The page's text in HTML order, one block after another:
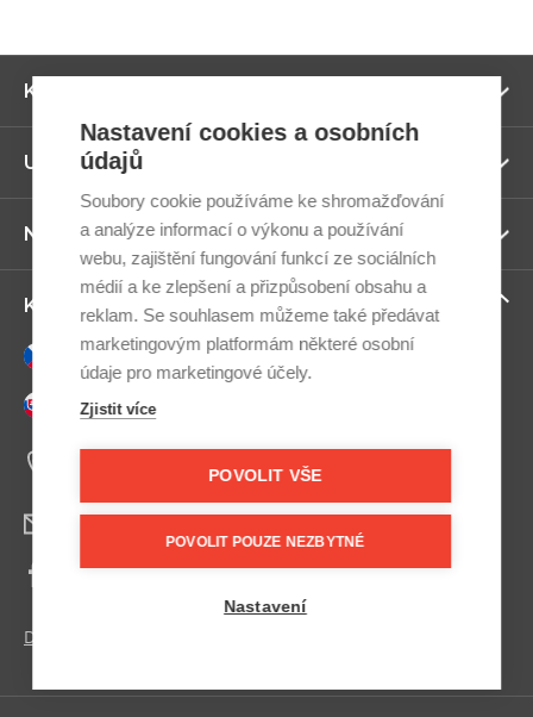
Kategorie
Užitečné odkazy
Newsletter
Kontaktujte nás
Česky
Slovensky
+420 607 800 100
Facebook
Další kontakty
Nastavení cookies a osobních
údajů
Soubory cookie používáme ke shromažďování
a analýze informací o výkonu a používání
webu, zajištění fungování funkcí ze sociálních
médií a ke zlepšení a přizpůsobení obsahu a
reklam. Se souhlasem můžeme také předávat
marketingovým platformám některé osobní
údaje pro marketingové účely.
Zjistit více
POVOLIT VŠE
POVOLIT POUZE NEZBYTNÉ
Nastavení